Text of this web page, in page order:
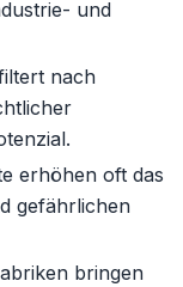
und
nach
erhöhen oft das
gefährlichen
bringen